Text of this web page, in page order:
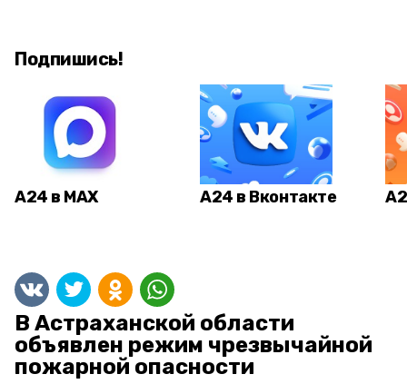
Подпишись!
А24 в MAX А24 в Вконтакте
В Астраханской области
объявлен режим чрезвычайной
пожарной опасности